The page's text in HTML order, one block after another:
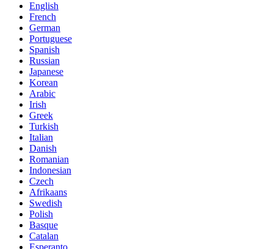
English
French
German
Portuguese
Spanish
Russian
Japanese
Korean
Arabic
Irish
Greek
Turkish
Italian
Danish
Romanian
Indonesian
Czech
Afrikaans
Swedish
Polish
Basque
Catalan
Esperanto